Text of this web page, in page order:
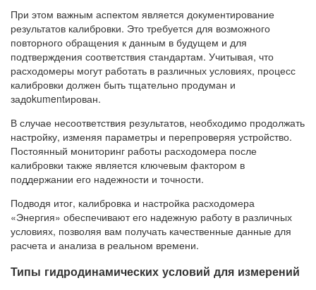
При этом важным аспектом является документирование
результатов калибровки. Это требуется для возможного
повторного обращения к данным в будущем и для
подтверждения соответствия стандартам. Учитывая, что
расходомеры могут работать в различных условиях, процесс
калибровки должен быть тщательно продуман и
задokumentирован.
В случае несоответствия результатов, необходимо продолжать
настройку, изменяя параметры и перепроверяя устройство.
Постоянный мониторинг работы расходомера после
калибровки также является ключевым фактором в
поддержании его надежности и точности.
Подводя итог, калибровка и настройка расходомера
«Энергия» обеспечивают его надежную работу в различных
условиях, позволяя вам получать качественные данные для
расчета и анализа в реальном времени.
Типы гидродинамических условий для измерений